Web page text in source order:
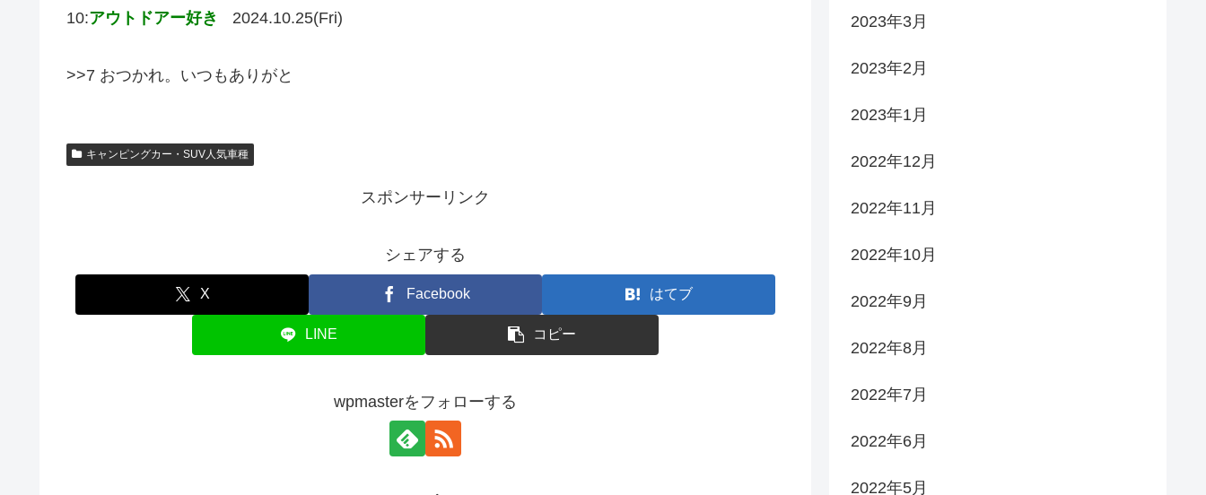
10:アウトドアー好き 2024.10.25(Fri)
>>7 おつかれ。いつもありがと
キャンピングカー・SUV人気車種
スポンサーリンク
シェアする
X Facebook はてブ
LINE コピー
wpmasterをフォローする
2023年3月
2023年2月
2023年1月
2022年12月
2022年11月
2022年10月
2022年9月
2022年8月
2022年7月
2022年6月
2022年5月